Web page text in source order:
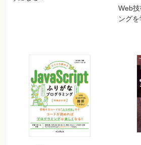
付録C 練習問題の解答
付録CD-ROMへの収録内容
◎本書に掲載したサンプルのソースコー
◎PHP開発環境のXAMPP for Windows/
Web
ングを